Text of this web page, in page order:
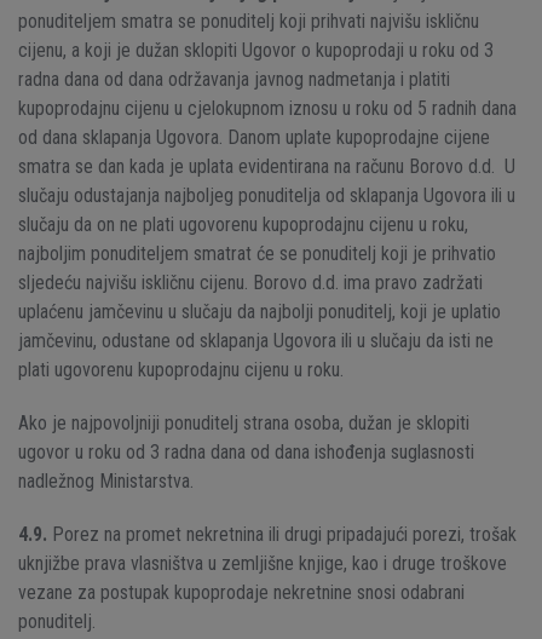
ponuditeljem smatra se ponuditelj koji prihvati najvišu iskličnu
cijenu, a koji je dužan sklopiti Ugovor o kupoprodaji u roku od 3
radna dana od dana održavanja javnog nadmetanja i platiti
kupoprodajnu cijenu u cjelokupnom iznosu u roku od 5 radnih dana
od dana sklapanja Ugovora. Danom uplate kupoprodajne cijene
smatra se dan kada je uplata evidentirana na računu Borovo d.d. U
slučaju odustajanja najboljeg ponuditelja od sklapanja Ugovora ili u
slučaju da on ne plati ugovorenu kupoprodajnu cijenu u roku,
najboljim ponuditeljem smatrat će se ponuditelj koji je prihvatio
sljedeću najvišu iskličnu cijenu. Borovo d.d. ima pravo zadržati
uplaćenu jamčevinu u slučaju da najbolji ponuditelj, koji je uplatio
jamčevinu, odustane od sklapanja Ugovora ili u slučaju da isti ne
plati ugovorenu kupoprodajnu cijenu u roku.
Ako je najpovoljniji ponuditelj strana osoba, dužan je sklopiti
ugovor u roku od 3 radna dana od dana ishođenja suglasnosti
nadležnog Ministarstva.
4.9. Porez na promet nekretnina ili drugi pripadajući porezi, trošak
uknjižbe prava vlasništva u zemljišne knjige, kao i druge troškove
vezane za postupak kupoprodaje nekretnine snosi odabrani
ponuditelj.